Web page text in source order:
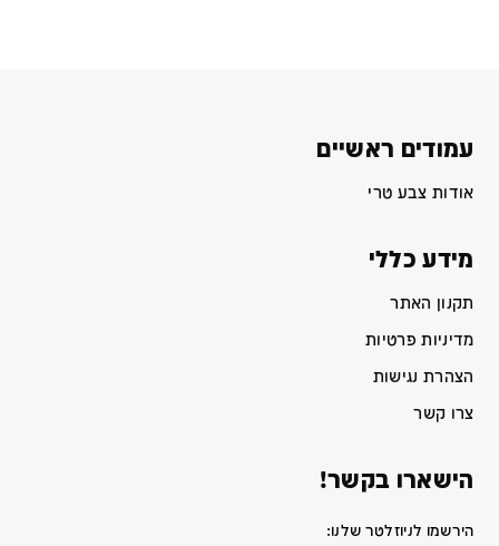
עמודים ראשיים
אודות צבע טרי
מידע כללי
תקנון האתר
מדיניות פרטיות
הצהרת נגישות
צרו קשר
הישארו בקשר!
הירשמו לניוזלטר שלנו: